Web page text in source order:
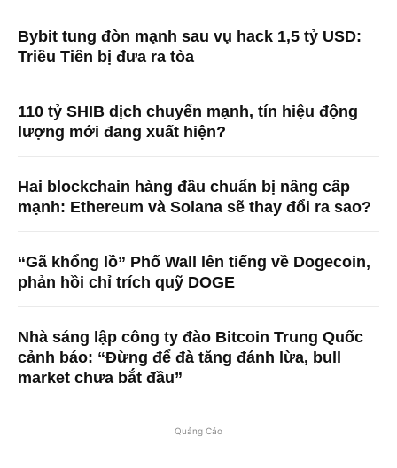
Bybit tung đòn mạnh sau vụ hack 1,5 tỷ USD:
Triều Tiên bị đưa ra tòa
110 tỷ SHIB dịch chuyển mạnh, tín hiệu động
lượng mới đang xuất hiện?
Hai blockchain hàng đầu chuẩn bị nâng cấp
mạnh: Ethereum và Solana sẽ thay đổi ra sao?
“Gã khổng lồ” Phố Wall lên tiếng về Dogecoin,
phản hồi chỉ trích quỹ DOGE
Nhà sáng lập công ty đào Bitcoin Trung Quốc
cảnh báo: “Đừng để đà tăng đánh lừa, bull
market chưa bắt đầu”
Quảng Cáo